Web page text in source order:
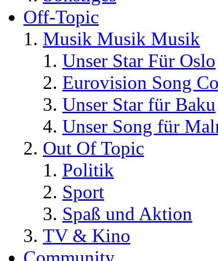
Off-Topic
Musik Musik Musik
Unser Star Für Oslo
Eurovision Song
Unser Star für Baku
Unser Song für
Out Of Topic
Politik
Sport
Spaß und Aktion
TV & Kino